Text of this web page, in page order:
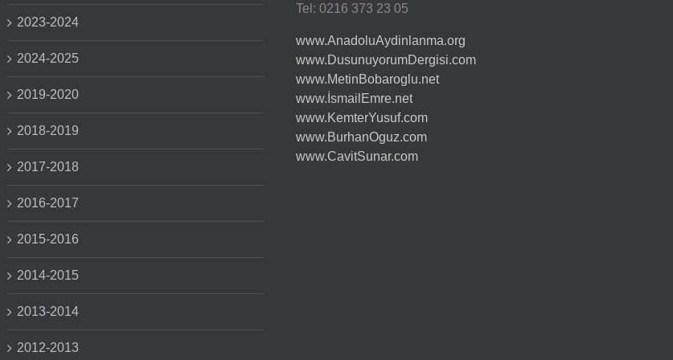
2023-2024
2024-2025
2019-2020
2018-2019
2017-2018
2016-2017
2015-2016
2014-2015
2013-2014
2012-2013
Tel: 0216 373 23 05
www.AnadoluAydinlanma.org
www.DusunuyorumDergisi.com
www.MetinBobaroglu.net
www.İsmailEmre.net
www.KemterYusuf.com
www.BurhanOguz.com
www.CavitSunar.com